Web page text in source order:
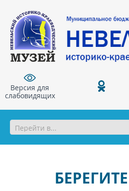
Версия для
слабовидящих